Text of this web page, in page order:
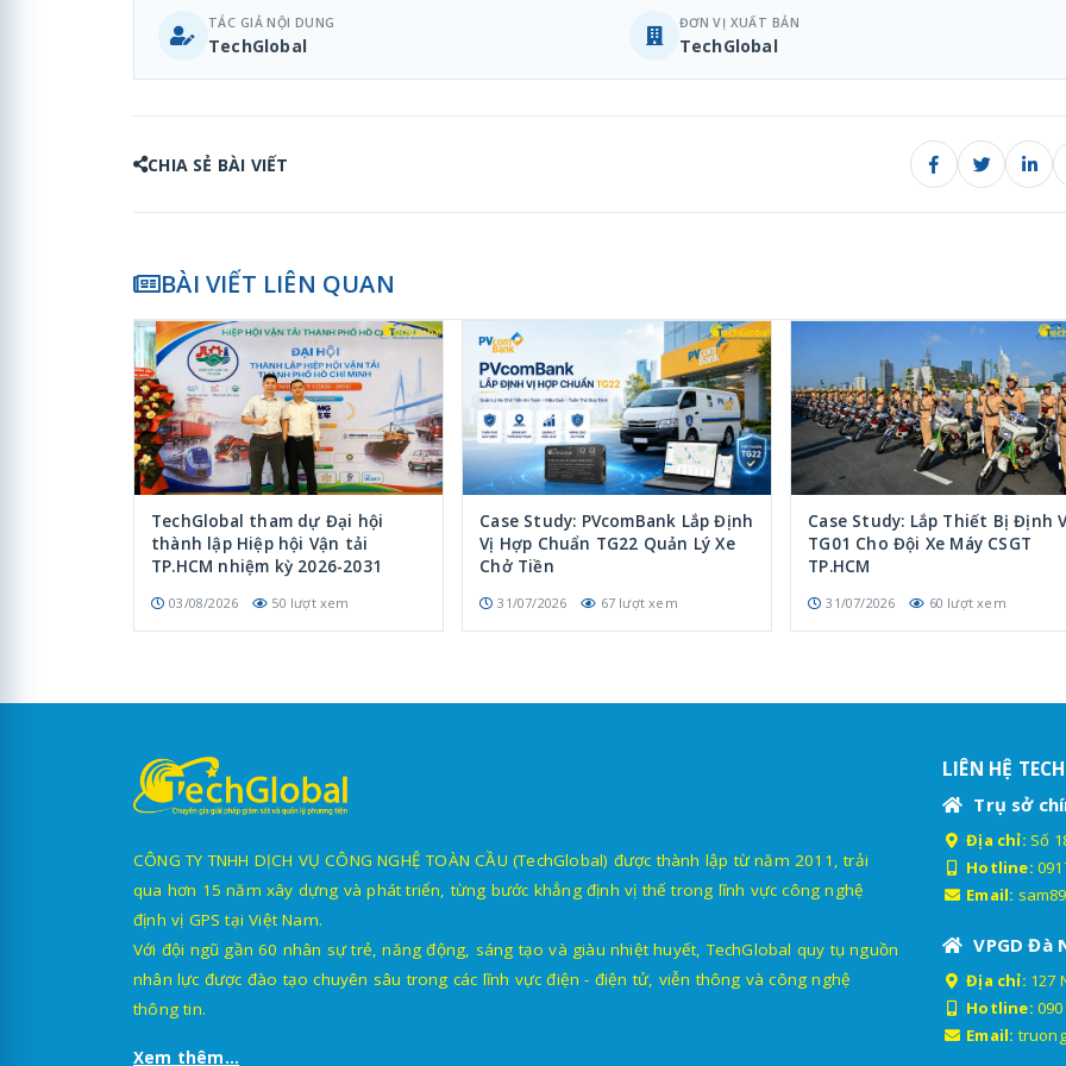
TÁC GIẢ NỘI DUNG
TechGlobal
ĐƠN VỊ XUẤT BẢN
TechGlobal
CHIA SẺ BÀI VIẾT
BÀI VIẾT LIÊN QUAN
TechGlobal tham dự Đại hội
thành lập Hiệp hội Vận tải
TP.HCM nhiệm kỳ 2026-2031
03/08/2026 50 lượt xem
Case Study: PVcomBank Lắp Định
Vị Hợp Chuẩn TG22 Quản Lý Xe
Chở Tiền
31/07/2026 67 lượt xem
Case Study: Lắp Thiết Bị Định
TG01 Cho Đội Xe Máy CSGT
TP.HCM
31/07/2026 60 lượt xem
CÔNG TY TNHH DỊCH VỤ CÔNG NGHỆ TOÀN CẦU (TechGlobal) được thành lập từ năm 2011, trải
qua hơn 15 năm xây dựng và phát triển, từng bước khẳng định vị thế trong lĩnh vực công nghệ
định vị GPS tại Việt Nam.
Với đội ngũ gần 60 nhân sự trẻ, năng động, sáng tạo và giàu nhiệt huyết, TechGlobal quy tụ nguồn
nhân lực được đào tạo chuyên sâu trong các lĩnh vực điện - điện tử, viễn thông và công nghệ
thông tin.
Xem thêm...
LIÊN HỆ
Trụ sở
Địa chỉ: Số
Hotline:
Email:
VPGD Đà
Địa chỉ: 127
Hotline:
Email: